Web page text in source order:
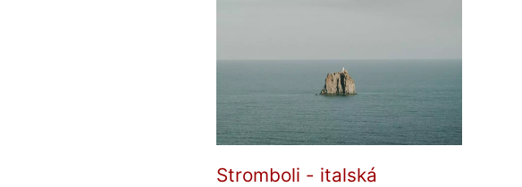
Stromboli - italská